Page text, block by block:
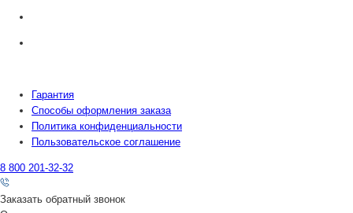
Гарантия
Способы оформления заказа
Политика конфиденциальности
Пользовательское соглашение
8 800 201-32-32
Заказать обратный звонок